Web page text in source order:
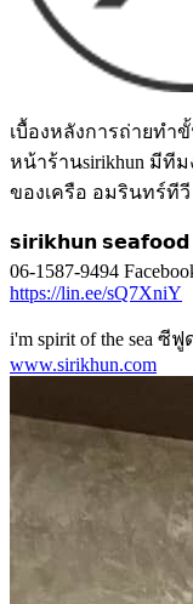
เบื้องหลังการถ่ายทำ
หน้าร้านsirikhun มีทีม
ของเครือ อมรินทร์ที
𝘀𝗶𝗿𝗶𝗸𝗵𝘂𝗻
06-1587-9494
https://lin.ee/sQ7XniY
i'm spirit of the sea
www.sirikhun.com